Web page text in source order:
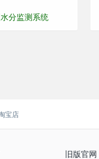
分监测系统
宝店
旧版官网